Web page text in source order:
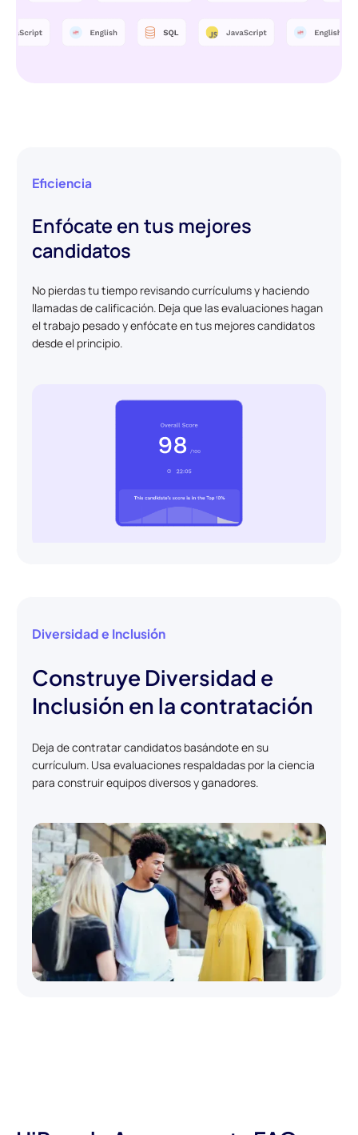
Eficiencia
Enfócate en tus mejores
candidatos
No pierdas tu tiempo revisando currículums y haciendo
llamadas de calificación. Deja que las evaluaciones hagan
el trabajo pesado y enfócate en tus mejores candidatos
desde el principio.
Diversidad e Inclusión
Construye Diversidad e
Inclusión en la contratación
Deja de contratar candidatos basándote en su
currículum. Usa evaluaciones respaldadas por la ciencia
para construir equipos diversos y ganadores.